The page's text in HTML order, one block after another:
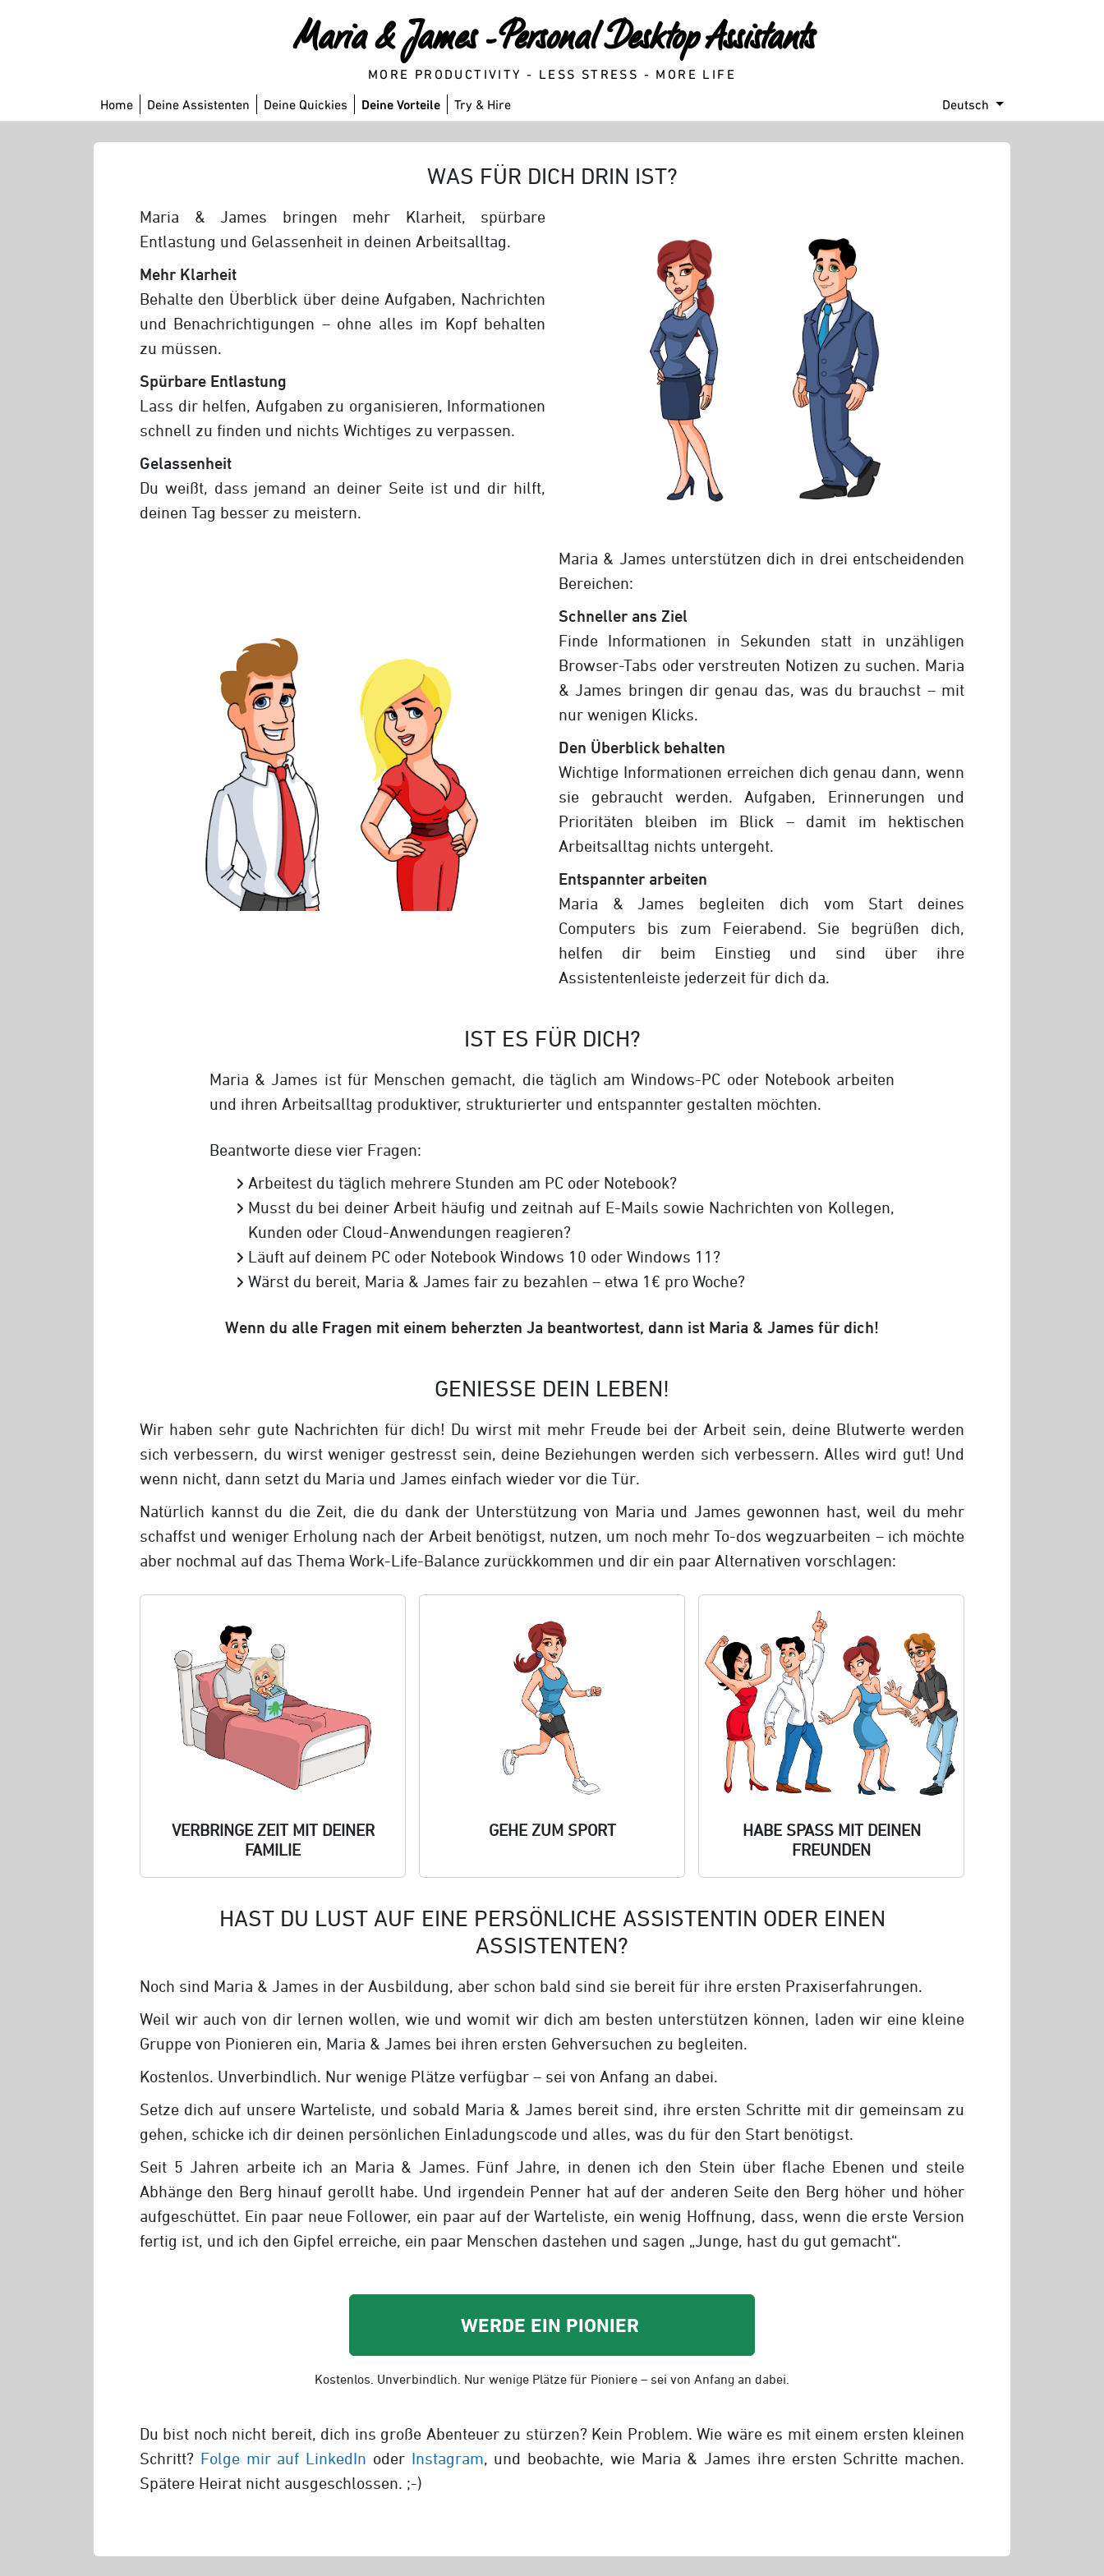
Maria & James - Personal Desktop Assistants
MORE PRODUCTIVITY - LESS STRESS - MORE LIFE
Home Deine Assistenten Deine Quickies Deine Vorteile Try & Hire Deutsch
WAS FÜR DICH DRIN IST?
Maria & James bringen mehr Klarheit, spürbare
Entlastung und Gelassenheit in deinen Arbeitsalltag.
Mehr Klarheit
Behalte den Überblick über deine Aufgaben, Nachrichten
und Benachrichtigungen – ohne alles im Kopf behalten
zu müssen.
Spürbare Entlastung
Lass dir helfen, Aufgaben zu organisieren, Informationen
schnell zu finden und nichts Wichtiges zu verpassen.
Gelassenheit
Du weißt, dass jemand an deiner Seite ist und dir hilft,
deinen Tag besser zu meistern.
Maria & James unterstützen dich in drei entscheidenden
Bereichen:
Schneller ans Ziel
Finde Informationen in Sekunden statt in unzähligen
Browser-Tabs oder verstreuten Notizen zu suchen. Maria
& James bringen dir genau das, was du brauchst – mit
nur wenigen Klicks.
Den Überblick behalten
Wichtige Informationen erreichen dich genau dann, wenn
sie gebraucht werden. Aufgaben, Erinnerungen und
Prioritäten bleiben im Blick – damit im hektischen
Arbeitsalltag nichts untergeht.
Entspannter arbeiten
Maria & James begleiten dich vom Start deines
Computers bis zum Feierabend. Sie begrüßen dich,
helfen dir beim Einstieg und sind über ihre
Assistentenleiste jederzeit für dich da.
IST ES FÜR DICH?
Maria & James ist für Menschen gemacht, die täglich am Windows-PC oder Notebook arbeiten
und ihren Arbeitsalltag produktiver, strukturierter und entspannter gestalten möchten.
Beantworte diese vier Fragen:
Arbeitest du täglich mehrere Stunden am PC oder Notebook?
Musst du bei deiner Arbeit häufig und zeitnah auf E-Mails sowie Nachrichten von Kollegen,
Kunden oder Cloud-Anwendungen reagieren?
Läuft auf deinem PC oder Notebook Windows 10 oder Windows 11?
Wärst du bereit, Maria & James fair zu bezahlen – etwa 1€ pro Woche?
Wenn du alle Fragen mit einem beherzten Ja beantwortest, dann ist Maria & James für dich!
GENIESSE DEIN LEBEN!
Wir haben sehr gute Nachrichten für dich! Du wirst mit mehr Freude bei der Arbeit sein, deine Blutwerte werden
sich verbessern, du wirst weniger gestresst sein, deine Beziehungen werden sich verbessern. Alles wird gut! Und
wenn nicht, dann setzt du Maria und James einfach wieder vor die Tür.
Natürlich kannst du die Zeit, die du dank der Unterstützung von Maria und James gewonnen hast, weil du mehr
schaffst und weniger Erholung nach der Arbeit benötigst, nutzen, um noch mehr To-dos wegzuarbeiten – ich möchte
aber nochmal auf das Thema Work-Life-Balance zurückkommen und dir ein paar Alternativen vorschlagen:
VERBRINGE ZEIT MIT DEINER
FAMILIE
GEHE ZUM SPORT
HABE SPASS MIT DEINEN F
REUNDEN
HAST DU LUST AUF EINE PERSÖNLICHE ASSISTENTIN ODER EINEN
ASSISTENTEN?
Noch sind Maria & James in der Ausbildung, aber schon bald sind sie bereit für ihre ersten Praxiserfahrungen.
Weil wir auch von dir lernen wollen, wie und womit wir dich am besten unterstützen können, laden wir eine kleine
Gruppe von Pionieren ein, Maria & James bei ihren ersten Gehversuchen zu begleiten.
Kostenlos. Unverbindlich. Nur wenige Plätze verfügbar – sei von Anfang an dabei.
Setze dich auf unsere Warteliste, und sobald Maria & James bereit sind, ihre ersten Schritte mit dir gemeinsam zu
gehen, schicke ich dir deinen persönlichen Einladungscode und alles, was du für den Start benötigst.
Seit 5 Jahren arbeite ich an Maria & James. Fünf Jahre, in denen ich den Stein über flache Ebenen und steile
Abhänge den Berg hinauf gerollt habe. Und irgendein Penner hat auf der anderen Seite den Berg höher und höher
aufgeschüttet. Ein paar neue Follower, ein paar auf der Warteliste, ein wenig Hoffnung, dass, wenn die erste Version
fertig ist, und ich den Gipfel erreiche, ein paar Menschen dastehen und sagen „Junge, hast du gut gemacht“.
WERDE EIN PIONIER
Kostenlos. Unverbindlich. Nur wenige Plätze für Pioniere – sei von Anfang an dabei.
Du bist noch nicht bereit, dich ins große Abenteuer zu stürzen? Kein Problem. Wie wäre es mit einem ersten kleinen
Schritt? Folge mir auf LinkedIn oder Instagram , und beobachte, wie Maria & James ihre ersten Schritte machen.
Spätere Heirat nicht ausgeschlossen. ;-)